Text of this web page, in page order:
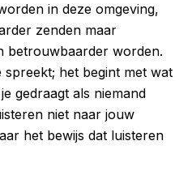
in deze omgeving,
zenden maar
betrouwbaarder worden.
spreekt; het begint met wat
gedraagt als niemand
niet naar jouw
het bewijs dat luisteren